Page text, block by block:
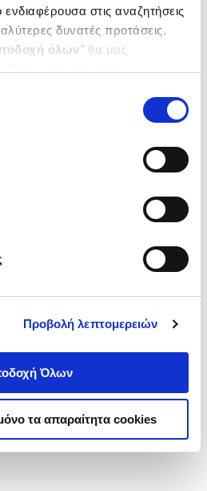
ενδιαφέρουσα στις αναζητήσεις
δυνατές προτάσεις.
όλων’’ θα μας
από τα παρακάτω με την
να ενημερωθείτε σχετικά με
Προβολή λεπτομερειών
Όλων
τα απαραίτητα cookies